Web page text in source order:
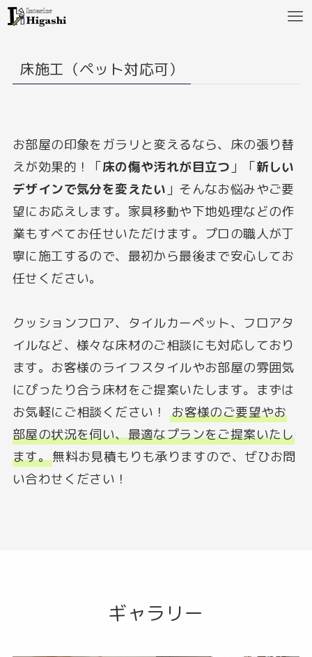
床施工（ペット対応可）
お部屋の印象をガラリと変えるなら、床の張り替
えが効果的！
「床の傷や汚れが目立つ」「新しい
デザインで気分を変えたい」そんなお悩みやご要
望にお応えします。 家具移動や下地処理などの作
業もすべてお任せいただけます。 プロの職人が丁
寧に施工するので、最初から最後まで安心してお
任せください。
クッションフロア、タイルカーペット、フロアタ
イルなど、様々な床材のご相談にも対応しており
ます。 お客様のライフスタイルやお部屋の雰囲気
にぴったり合う床材をご提案いたします。 まずは
お気軽にご相談ください！
お客様のご要望やお
部屋の状況を伺い、最適なプランをご提案いたし
ます。無料お見積もりも承りますので、ぜひお問
い合わせください！
ギャラリー